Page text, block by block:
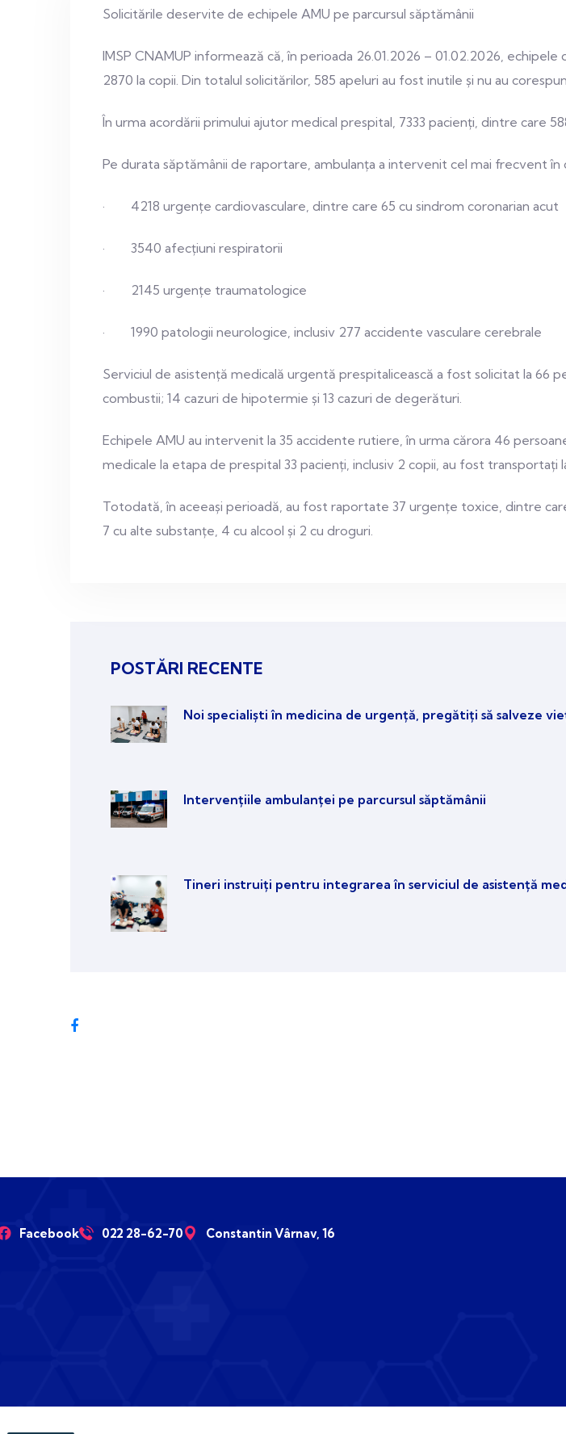
Solicitările deservite de echipele AMU pe parcursul săptămânii
IMSP CNAMUP informează că, în perioada 26.01.2026 – 01.02.2026,
2870 la copii. Din totalul solicitărilor, 585 apeluri au fost inutile și nu au
În urma acordării primului ajutor medical prespital, 7333 pacienți, dintre care
Pe durata săptămânii de raportare, ambulanța a intervenit cel mai frecvent
· 4218 urgențe cardiovasculare, dintre care 65 cu sindrom coronarian acut
· 3540 afecțiuni respiratorii
· 2145 urgențe traumatologice
· 1990 patologii neurologice, inclusiv 277 accidente vasculare cerebrale
Serviciul de asistență medicală urgentă prespitalicească a fost solicitat la 66
combustii; 14 cazuri de hipotermie și 13 cazuri de degerături.
Echipele AMU au intervenit la 35 accidente rutiere, în urma cărora 46
medicale la etapa de prespital 33 pacienți, inclusiv 2 copii, au fost transportați
Totodată, în aceeași perioadă, au fost raportate 37 urgențe toxice, dintre
7 cu alte substanțe, 4 cu alcool și 2 cu droguri.
POSTĂRI RECENTE
Noi specialiști în medicina de urgență, pregătiți să salveze
Intervențiile ambulanței pe parcursul săptămânii
Tineri instruiți pentru integrarea în serviciul de asistență
Facebook 022 28-62-70 Constantin Vârnav, 16